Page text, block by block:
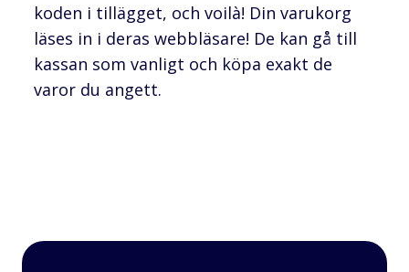
koden i tillägget, och voilà! Din varukorg
läses in i deras webbläsare! De kan gå till
kassan som vanligt och köpa exakt de
varor du angett.